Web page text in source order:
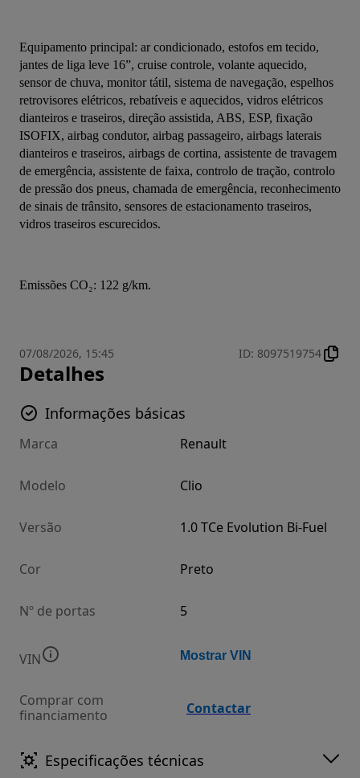
Equipamento principal: ar condicionado, estofos em tecido,
jantes de liga leve 16”, cruise controle, volante aquecido,
sensor de chuva, monitor tátil, sistema de navegação, espelhos
retrovisores elétricos, rebatíveis e aquecidos, vidros elétricos
dianteiros e traseiros, direção assistida, ABS, ESP, fixação
ISOFIX, airbag condutor, airbag passageiro, airbags laterais
dianteiros e traseiros, airbags de cortina, assistente de travagem
de emergência, assistente de faixa, controlo de tração, controlo
de pressão dos pneus, chamada de emergência, reconhecimento
de sinais de trânsito, sensores de estacionamento traseiros,
vidros traseiros escurecidos.
Emissões CO₂: 122 g/km.
07/08/2026, 15:45 ID: 8097519754
Detalhes
Informações básicas
Marca Renault
Modelo Clio
Versão 1.0 TCe Evolution Bi-Fuel
Cor Preto
Nº de portas 5
VIN Mostrar VIN
Comprar com
financiamento
Contactar
Especificações técnicas